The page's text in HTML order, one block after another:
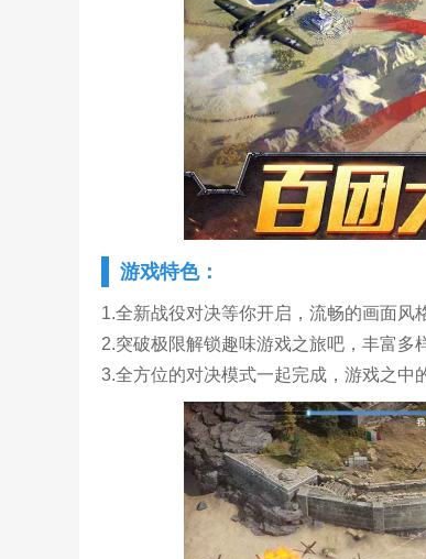
游戏特色：
1.全新战役对决等你开启，流畅的画面风
2.突破极限解锁趣味游戏之旅吧，丰富多
3.全方位的对决模式一起完成，游戏之中